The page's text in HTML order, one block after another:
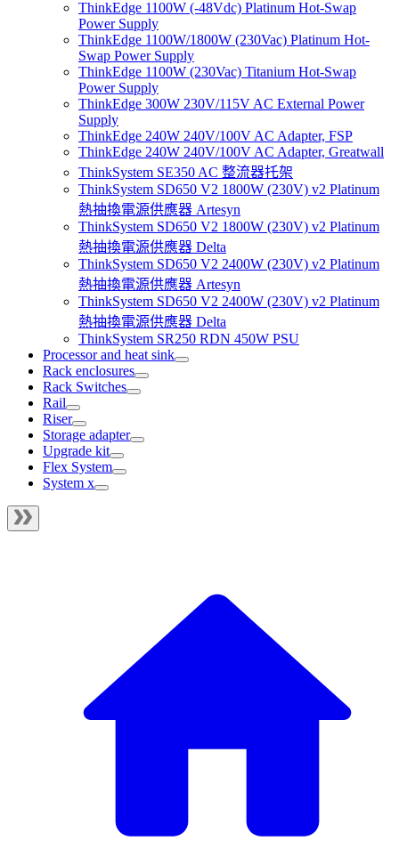
ThinkEdge 1100W (-48Vdc) Platinum Hot-Swap
Power Supply
ThinkEdge 1100W/1800W (230Vac) Platinum Hot-
Swap Power Supply
ThinkEdge 1100W (230Vac) Titanium Hot-Swap
Power Supply
ThinkEdge 300W 230V/115V AC External Power
Supply
ThinkEdge 240W 240V/100V AC Adapter, FSP
ThinkEdge 240W 240V/100V AC Adapter, Greatwall
ThinkSystem SE350 AC 整流器托架
ThinkSystem SD650 V2 1800W (230V) v2 Platinum
熱抽換電源供應器 Artesyn
ThinkSystem SD650 V2 1800W (230V) v2 Platinum
熱抽換電源供應器 Delta
ThinkSystem SD650 V2 2400W (230V) v2 Platinum
熱抽換電源供應器 Artesyn
ThinkSystem SD650 V2 2400W (230V) v2 Platinum
熱抽換電源供應器 Delta
ThinkSystem SR250 RDN 450W PSU
Processor and heat sink
Rack enclosures
Rack Switches
Rail
Riser
Storage adapter
Upgrade kit
Flex System
System x